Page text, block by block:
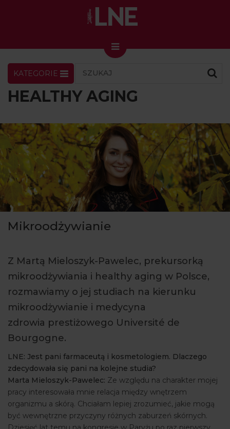
LNENEWS
Skin Master w Warszawie
49. edycja w Krakowie
VIDEO
PODCAST
MAGAZYN
O NAS
PRENUMERATA
WYDARZENIA
KATEGORIE
HEALTHY AGING
Mikroodżywianie
Z Martą Mieloszyk-Pawelec, prekursorką
mikroodżywiania i healthy aging w Polsce,
rozmawiamy o jej studiach na kierunku
mikroodżywianie i medycyna
zdrowia prestiżowego Université de
Bourgogne.
LNE: Jest pani farmaceutą i kosmetologiem. Dlaczego
zdecydowała się pani na kolejne studia?
Marta Mieloszyk-Pawelec: Ze względu na charakter mojej
pracy interesowała mnie relacja między wnętrzem
organizmu a skórą. Chciałam lepiej zrozumieć, jakie mogą
być wewnętrzne przyczyny różnych zaburzeń skórnych.